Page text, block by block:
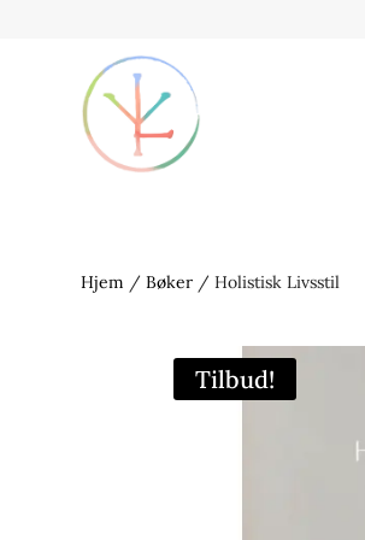
Hjem /Bøker / Holistisk Livsstil
Tilbud!